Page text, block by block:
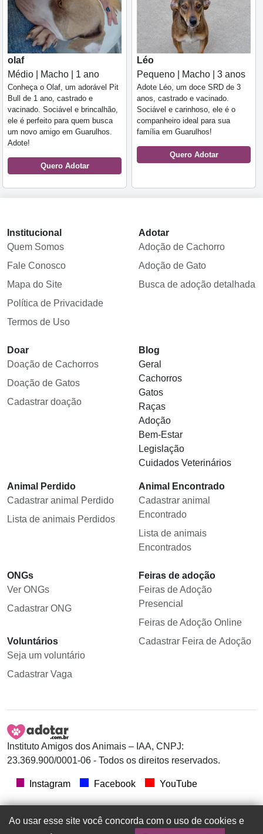
olaf
Médio | Macho | 1 ano
Conheça o Olaf, um adorável Pit
Bull de 1 ano, castrado e
vacinado. Sociável e brincalhão,
ele é perfeito para quem busca
um novo amigo em Guarulhos.
Adote!
Quero Adotar
Léo
Pequeno | Macho | 3 anos
Adote Léo, um doce SRD de 3
anos, castrado e vacinado.
Sociável e carinhoso, ele é o
companheiro ideal para sua
família em Guarulhos!
Quero Adotar
Institucional
Quem Somos
Fale Conosco
Mapa do Site
Política de Privacidade
Termos de Uso
Adotar
Adoção de Cachorro
Adoção de Gato
Busca de adoção detalhada
Doar
Doação de Cachorros
Doação de Gatos
Cadastrar doação
Blog
Geral
Cachorros
Gatos
Raças
Adoção
Bem-Estar
Legislação
Cuidados Veterinários
Animal Perdido
Cadastrar animal Perdido
Lista de animais Perdidos
Animal Encontrado
Cadastrar animal
Encontrado
Lista de animais
Encontrados
ONGs
Ver ONGs
Cadastrar ONG
Voluntários
Seja um voluntário
Cadastrar Vaga
Feiras de adoção
Feiras de Adoção
Presencial
Feiras de Adoção Online
Cadastrar Feira de Adoção
Instituto Amigos dos Animais – IAA, CNPJ:
23.369.900/0001-06 - Todos os direitos reservados.
Instagram Facebook YouTube
Ao usar esse site você concorda com o uso de cookies e